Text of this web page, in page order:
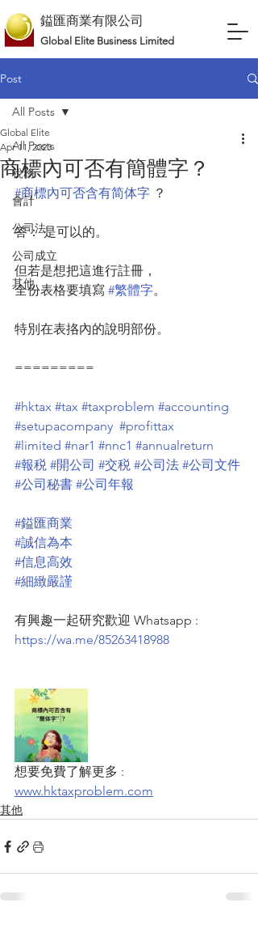
鎰匯商業有限公司
Global Elite Business Limited
Post
All Posts
稅務
會計
公司法
公司成立
其他
All Posts
商標內可否有簡體字？
Global Elite
Apr 11, 2023
#商標內可否含有简体字 ？
答： 是可以的。
但若是想把這進行註冊，
全份表格要填寫 #繁體字。
特別在表挌內的說明部份。
=========
#hktax #tax #taxproblem #accounting
#setupacompany #profittax
#limited #nar1 #nnc1 #annualreturn
#報税 #開公司 #交税 #公司法 #公司文件
#公司秘書 #公司年報
#鎰匯商業
#誠信為本
#信息高效
#細緻嚴謹
有興趣一起研究歡迎 Whatsapp :
https://wa.me/85263418988
想要免費了解更多 :
www.hktaxproblem.com
其他